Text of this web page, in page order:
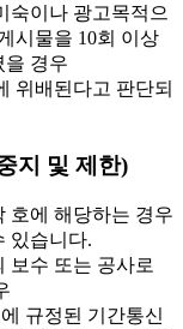
숙이나 광고목적으
시물을 10회 이상
을 경우
위배된다고 판단되
지 및 제한)
에 해당하는 경우
있습니다.
보수 또는 공사로
규정된 기간통신